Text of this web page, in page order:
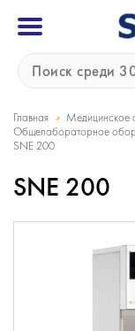
Главная » Медицинское
Общелабораторное
SNE 200
SNE 200